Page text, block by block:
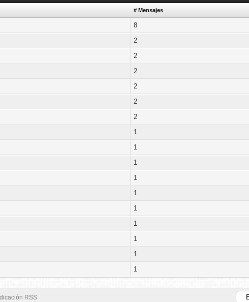
# Mensajes
8
2
2
2
2
2
2
1
1
1
1
1
1
1
1
1
1
RSS